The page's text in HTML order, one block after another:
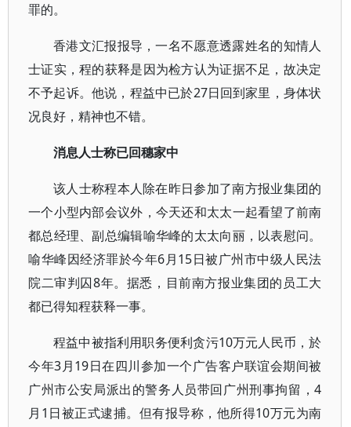
罪的。
香港文汇报报导，一名不愿意透露姓名的知情人
士证实，程的获释是因为检方认为证据不足，故决定
不予起诉。他说，程益中已於27日回到家里，身体状
况良好，精神也不错。
消息人士称已回穗家中
该人士称程本人除在昨日参加了南方报业集团的
一个小型内部会议外，今天还和太太一起看望了前南
都总经理、副总编辑喻华峰的太太向丽，以表慰问。
喻华峰因经济罪於今年6月15日被广州市中级人民法
院二审判囚8年。据悉，目前南方报业集团的员工大
都已得知程获释一事。
程益中被指利用职务便利贪污10万元人民币，於
今年3月19日在四川参加一个广告客户联谊会期间被
广州市公安局派出的警务人员带回广州刑事拘留，4
月1日被正式逮捕。但有报导称，他所得10万元为南